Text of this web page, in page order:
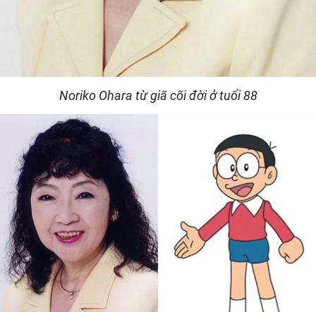
Noriko Ohara từ giã cõi đời ở tuổi 88